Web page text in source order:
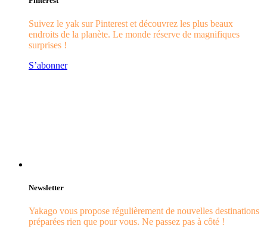
Suivez le yak sur Pinterest et découvrez les plus beaux
endroits de la planète. Le monde réserve de magnifiques
surprises !
S’abonner
Newsletter
Yakago vous propose régulièrement de nouvelles destinations
préparées rien que pour vous. Ne passez pas à côté !